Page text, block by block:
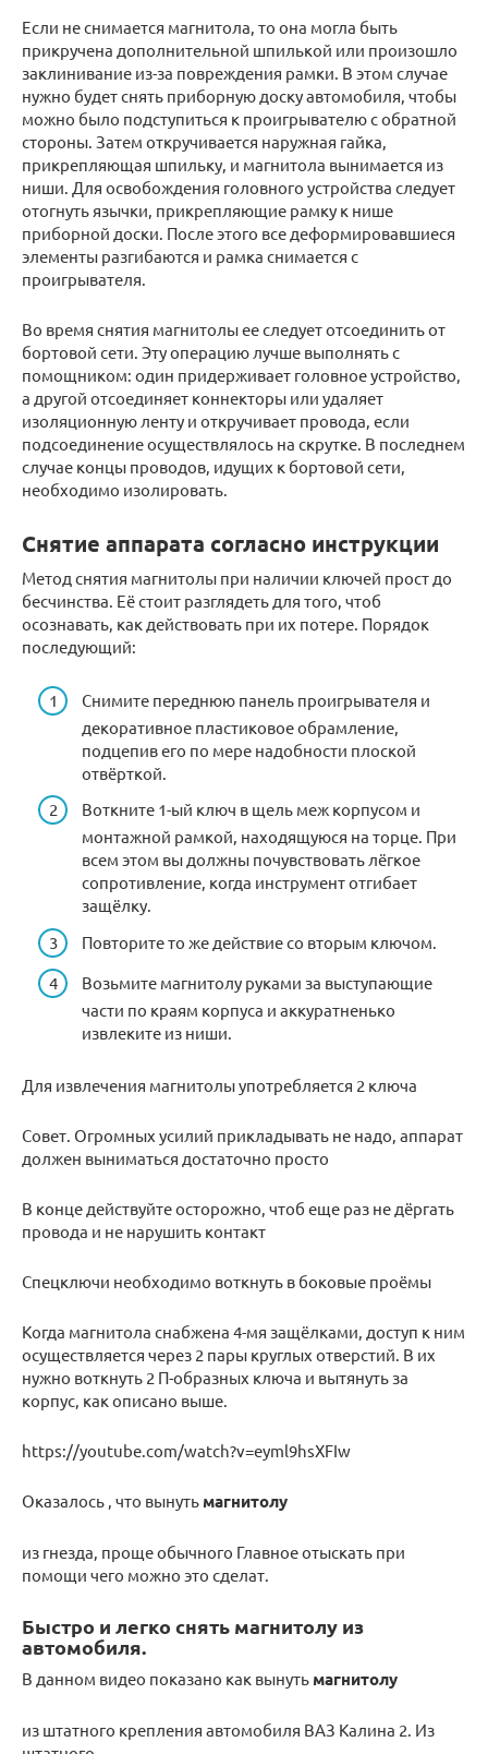
Если не снимается магнитола, то она могла быть
прикручена дополнительной шпилькой или произошло
заклинивание из-за повреждения рамки. В этом случае
нужно будет снять приборную доску автомобиля, чтобы
можно было подступиться к проигрывателю с обратной
стороны. Затем откручивается наружная гайка,
прикрепляющая шпильку, и магнитола вынимается из
ниши. Для освобождения головного устройства следует
отогнуть язычки, прикрепляющие рамку к нише
приборной доски. После этого все деформировавшиеся
элементы разгибаются и рамка снимается с
проигрывателя.
Во время снятия магнитолы ее следует отсоединить от
бортовой сети. Эту операцию лучше выполнять с
помощником: один придерживает головное устройство,
а другой отсоединяет коннекторы или удаляет
изоляционную ленту и откручивает провода, если
подсоединение осуществлялось на скрутке. В последнем
случае концы проводов, идущих к бортовой сети,
необходимо изолировать.
Снятие аппарата согласно инструкции
Метод снятия магнитолы при наличии ключей прост до
бесчинства. Её стоит разглядеть для того, чтоб
осознавать, как действовать при их потере. Порядок
последующий:
Снимите переднюю панель проигрывателя и
декоративное пластиковое обрамление,
подцепив его по мере надобности плоской
отвёрткой.
Воткните 1-ый ключ в щель меж корпусом и
монтажной рамкой, находящуюся на торце. При
всем этом вы должны почувствовать лёгкое
сопротивление, когда инструмент отгибает
защёлку.
Повторите то же действие со вторым ключом.
Возьмите магнитолу руками за выступающие
части по краям корпуса и аккуратненько
извлеките из ниши.
Для извлечения магнитолы употребляется 2 ключа
Совет. Огромных усилий прикладывать не надо, аппарат
должен выниматься достаточно просто
В конце действуйте осторожно, чтоб еще раз не дёргать
провода и не нарушить контакт
Спецключи необходимо воткнуть в боковые проёмы
Когда магнитола снабжена 4-мя защёлками, доступ к ним
осуществляется через 2 пары круглых отверстий. В их
нужно воткнуть 2 П-образных ключа и вытянуть за
корпус, как описано выше.
https://youtube.com/watch?v=eyml9hsXFIw
Оказалось , что вынуть магнитолу
из гнезда, проще обычного Главное отыскать при
помощи чего можно это сделат.
Быстро и легко снять магнитолу из
автомобиля.
В данном видео показано как вынуть магнитолу
из штатного крепления автомобиля ВАЗ Калина 2. Из